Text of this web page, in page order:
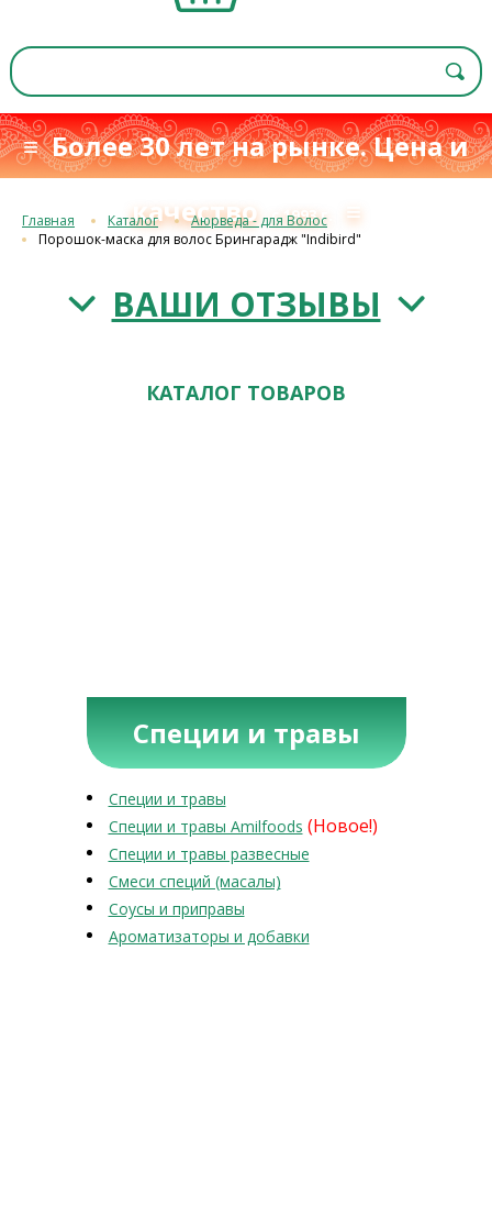
≡ Более 30 лет на рынке. Цена и
качествос 1993 г. ≡
Главная Каталог
Аюрведа - для Волос
Порошок-маска для волос Брингарадж "Indibird"
ВАШИ ОТЗЫВЫ
КАТАЛОГ ТОВАРОВ
Специи и травы
Специи и травы
Специи и травы Amilfoods (Новое!)
Специи и травы развесные
Смеси специй (масалы)
Соусы и приправы
Ароматизаторы и добавки